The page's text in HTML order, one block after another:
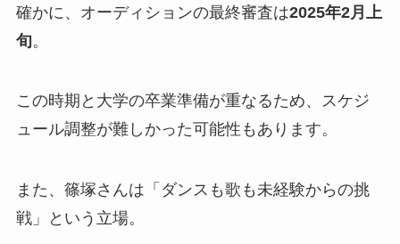
確かに、オーディションの最終審査は2025年2月上
旬。
この時期と大学の卒業準備が重なるため、スケジ
ュール調整が難しかった可能性もあります。
また、篠塚さんは「ダンスも歌も未経験からの挑
戦」という立場。